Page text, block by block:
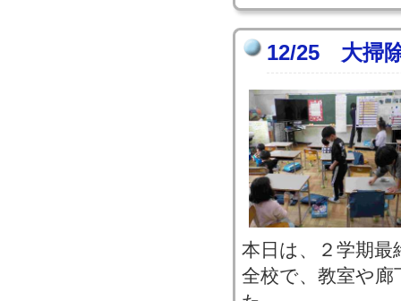
12/25 大掃
本日は、２学期
全校で、教室や